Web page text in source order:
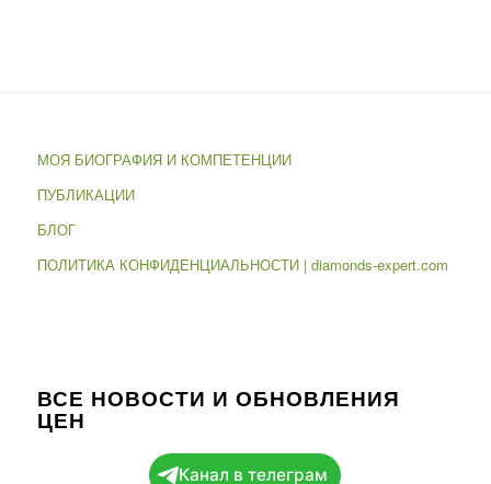
МОЯ БИОГРАФИЯ И КОМПЕТЕНЦИИ
ПУБЛИКАЦИИ
БЛОГ
ПОЛИТИКА КОНФИДЕНЦИАЛЬНОСТИ | diamonds-expert.com
ВСЕ НОВОСТИ И ОБНОВЛЕНИЯ
ЦЕН
Канал в телеграм